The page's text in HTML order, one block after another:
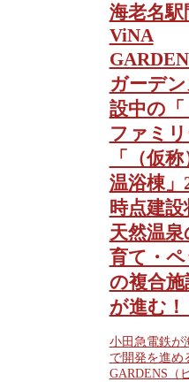
海老名駅
ViNA
ガーデ
設中の「
ファミ
「（仮
温浴棟」
時点建設
天然温
育て・
の複合
が進む！
小田急電鉄が
で開発を進め
GARDENS（